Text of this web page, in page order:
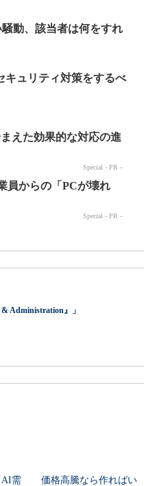
動、該当者は何をすれ
キュリティ対策をするべ
Administration』」
AI需
価格高騰なら作ればい